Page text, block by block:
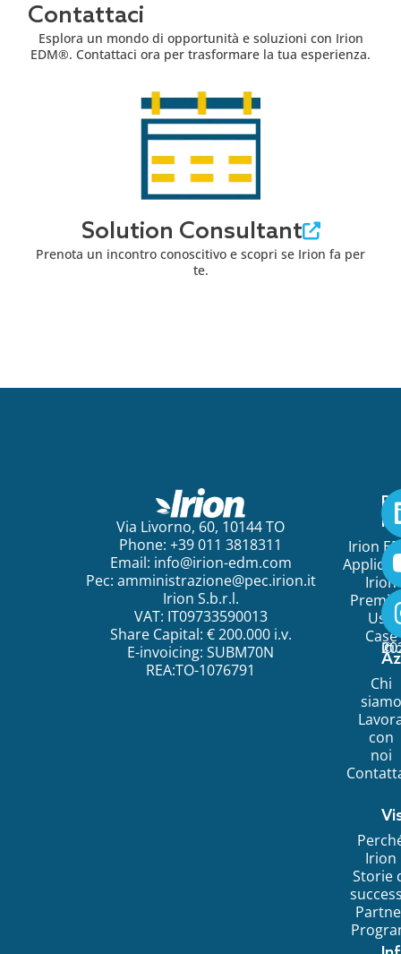
Contattaci
Esplora un mondo di opportunità e soluzioni con Irion
EDM®. Contattaci ora per trasformare la tua esperienza.
Solution Consultant
Prenota un incontro conoscitivo e scopri se Irion fa per
te.
Via Livorno, 60, 10144 TO
Phone: +39 011 3818311
Email: info@irion-edm.com
Pec: amministrazione@pec.irion.it
Irion S.b.r.l.
VAT: IT09733590013
Share Capital: € 200.000 i.v.
E-invoicing: SUBM70N
REA:TO-1076791
Irion
Irion
Use
Case
Chi
siamo
con
noi
Irion
Storie
©